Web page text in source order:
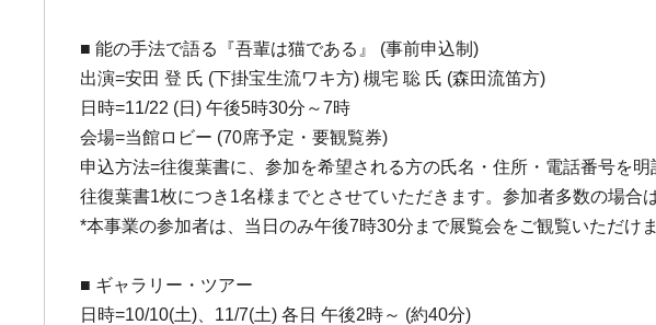
■ 能の手法で語る『吾輩は猫である』 (事前申込制)
出演=安田 登 氏 (下掛宝生流ワキ方) 槻宅 聡 氏 (森田流笛方)
日時=11/22 (日) 午後5時30分～7時
会場=当館ロビー (70席予定・要観覧券)
申込方法=往復葉書に、参加を希望される方の氏名・住所・電話番号を
往復葉書1枚につき1名様までとさせていただきます。参加者多数の場合
*本事業の参加者は、当日のみ午後7時30分まで展覧会をご観覧いただけま
■ ギャラリー・ツアー
日時=10/10(土)、11/7(土) 各日 午後2時～ (約40分)